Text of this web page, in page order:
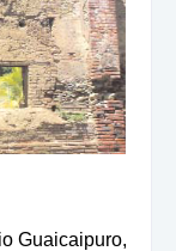
Guaicaipuro,